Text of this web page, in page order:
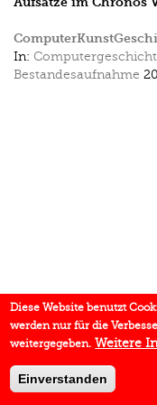
In:
Bestandesaufnahme
Diese Website benutzt
werden nur für die
weitergegeben. Weitere
Einverstanden